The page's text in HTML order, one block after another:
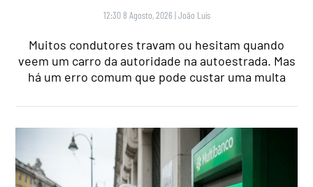
12:30 8 Agosto, 2026 |João Luís
Muitos condutores travam ou hesitam quando
veem um carro da autoridade na autoestrada. Mas
há um erro comum que pode custar uma multa